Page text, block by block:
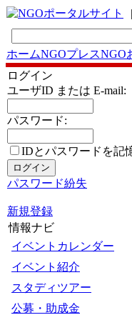
|
ホームNGOプレスNGO
ログイン
ユーザID または E-mail:
パスワード:
IDとパスワードを記
パスワード紛失
新規登録
情報ナビ
イベントカレンダー
イベント紹介
スタディツアー
公募・助成金